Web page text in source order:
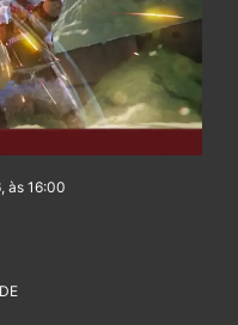
às 16:00